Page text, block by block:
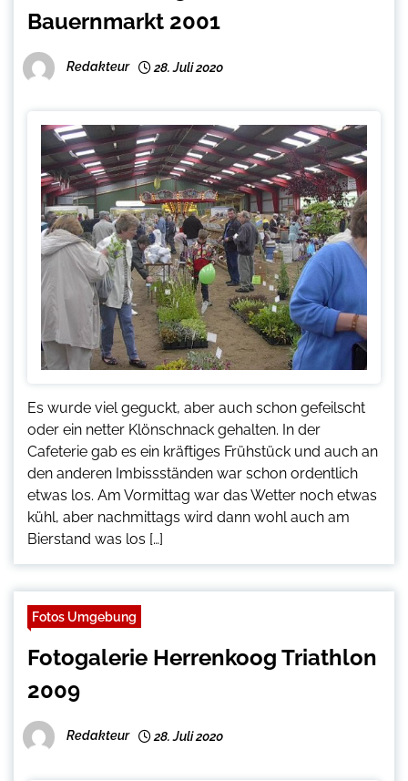
Bauernmarkt 2001
Redakteur 28. Juli 2020
Es wurde viel geguckt, aber auch schon gefeilscht
oder ein netter Klönschnack gehalten. In der
Cafeterie gab es ein kräftiges Frühstück und auch an
den anderen Imbissständen war schon ordentlich
etwas los. Am Vormittag war das Wetter noch etwas
kühl, aber nachmittags wird dann wohl auch am
Bierstand was los […]
Fotos Umgebung
Fotogalerie Herrenkoog Triathlon
2009
Redakteur 28. Juli 2020